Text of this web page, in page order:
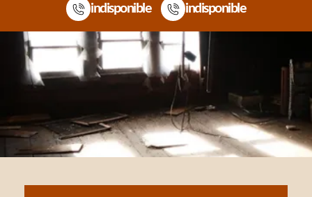
indisponible indisponible